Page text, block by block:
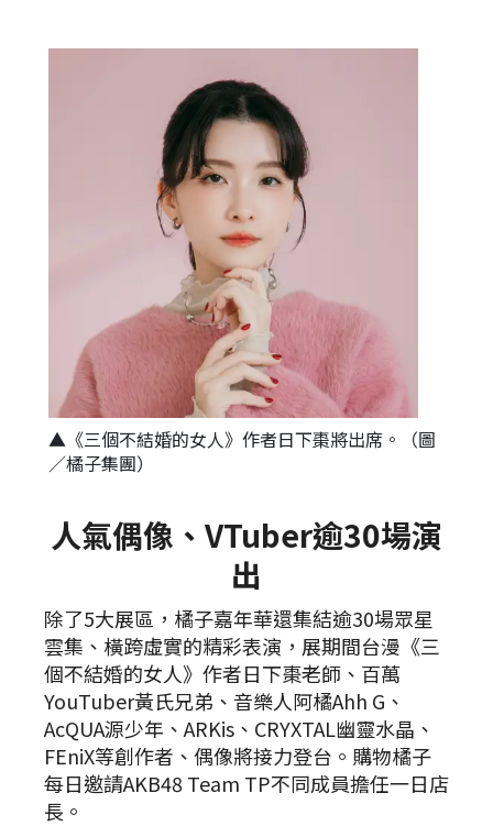
人氣偶像、VTuber逾30場演
出
除了5大展區，橘子嘉年華還集結逾30場眾星
雲集、橫跨虛實的精彩表演，展期間台漫《三
個不結婚的女人》作者日下棗老師、百萬
YouTuber黃氏兄弟、音樂人阿橘Ahh G、
AcQUA源少年、ARKis、CRYXTAL幽靈水晶、
FEniX等創作者、偶像將接力登台。購物橘子
每日邀請AKB48 Team TP不同成員擔任一日店
長。
▲《三個不結婚的女人》作者日下棗將出席。（圖
／橘子集團）